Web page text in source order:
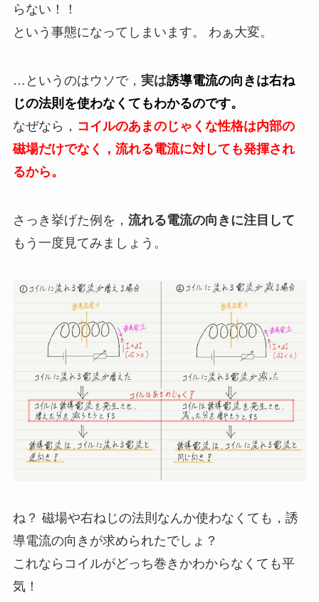
らない！！
という事態になってしまいます。 わぁ大変。
…というのはウソで， 実は誘導電流の向きは右ね
じの法則を使わなくてもわかるのです。
なぜなら， コイルのあまのじゃくな性格は内部の
磁場だけでなく，流れる電流に対しても発揮され
るから。
さっき挙げた例を， 流れる電流の向きに注目して
もう一度見てみましょう。
ね？ 磁場や右ねじの法則なんか使わなくても，誘
導電流の向きが求められたでしょ？
これならコイルがどっち巻きかわからなくても平
気！